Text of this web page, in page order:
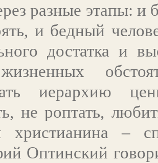
разные этапы: и
и бедный
достатка и
иерархию
не роптать,
христианина –
Оптинский